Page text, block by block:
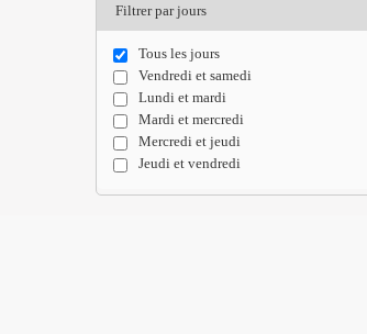
Filtrer par jours
Tous les jours
Vendredi et samedi
Lundi et mardi
Mardi et mercredi
Mercredi et jeudi
Jeudi et vendredi